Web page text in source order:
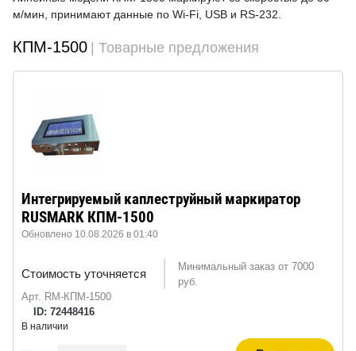
м/мин, принимают данные по Wi-Fi, USB и RS-232.
КПМ-1500 | Товарные предложения
Арт. RM-КПМ-1500
ID: 72448416
Интегрируемый каплеструйный маркиратор
RUSMARK КПМ-1500
Обновлено 10.08.2026 в 01:40
Стоимость уточняется
Минимальный заказ от 7000
руб.
В наличии